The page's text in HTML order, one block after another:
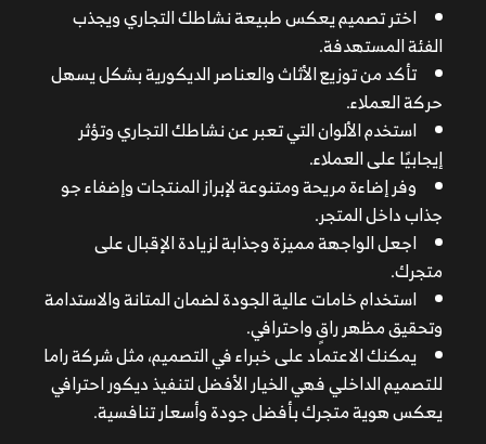
استخدام خامات عالية الجودة لضمان المتانة والاستدامة
وتحقيق مظهر راقٍ واحترافي.
يمكنك الاعتماد على خبراء في التصميم، مثل شركة راما
للتصميم الداخلي فهي الخيار الأفضل لتنفيذ ديكور احترافي
يعكس هوية متجرك بأفضل جودة وأسعار تنافسية.
هوية العلامة التجارية فيجب أن يعكس التصميم هوية
اختر تصميم يعكس طبيعة نشاطك التجاري ويجذب
الفئة المستهدفة.
تأكد من توزيع الأثاث والعناصر الديكورية بشكل يسهل
حركة العملاء.
استخدم الألوان التي تعبر عن نشاطك التجاري وتؤثر
إيجابيًا على العملاء.
وفر إضاءة مريحة ومتنوعة لإبراز المنتجات وإضفاء جو
جذاب داخل المتجر.
اجعل الواجهة مميزة وجذابة لزيادة الإقبال على
متجرك.
استخدام خامات عالية الجودة لضمان المتانة والاستدامة
وتحقيق مظهر راقٍ واحترافي.
يمكنك الاعتماد على خبراء في التصميم، مثل شركة راما
للتصميم الداخلي فهي الخيار الأفضل لتنفيذ ديكور احترافي
يعكس هوية متجرك بأفضل جودة وأسعار تنافسية.